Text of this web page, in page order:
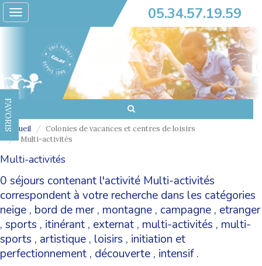
Toggle
navigation
05.34.57.19.59
FAVORIS
Accueil
Colonies de vacances et centres de loisirs
Multi-activités
Multi-activités
0 séjours contenant l'activité Multi-activités
correspondent à votre recherche dans les catégories
neige , bord de mer, montagne , campagne , etranger
, sports , itinérant , externat , multi-activités , multi-
sports , artistique , loisirs , initiation et
perfectionnement , découverte , intensif.